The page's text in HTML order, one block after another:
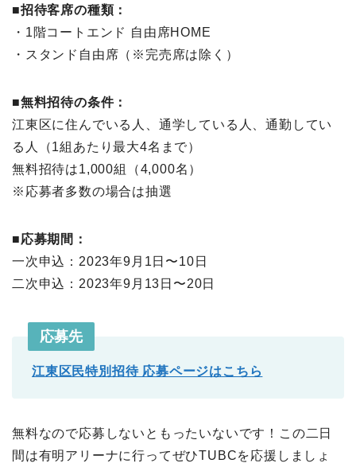
■招待客席の種類：
・1階コートエンド 自由席HOME
・スタンド自由席（※完売席は除く）
■無料招待の条件：
江東区に住んでいる人、通学している人、通勤してい
る人（1組あたり最大4名まで）
無料招待は1,000組（4,000名）
※応募者多数の場合は抽選
■応募期間：
一次申込：2023年9月1日〜10日
二次申込：2023年9月13日〜20日
応募先
江東区民特別招待 応募ページはこちら
無料なので応募しないともったいないです！この二日
間は有明アリーナに行ってぜひTUBCを応援しましょ